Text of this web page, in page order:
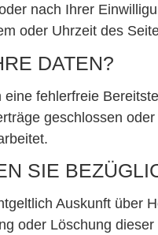
nach Ihrer
oder Uhrzeit des
DATEN?
fehlerfreie
geschlossen
SIE
Auskunft über
oder Löschung